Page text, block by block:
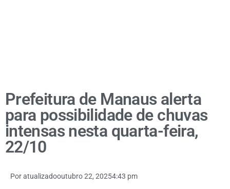
Prefeitura de Manaus alerta
para possibilidade de chuvas
intensas nesta quarta-feira,
22/10
Poratualizadooutubro 22, 20254:43 pm